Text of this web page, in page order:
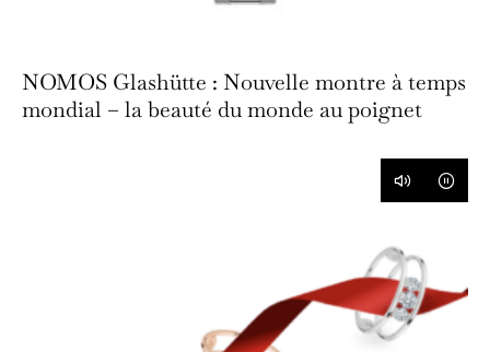
NOMOS Glashütte : Nouvelle montre à temps
mondial – la beauté du monde au poignet